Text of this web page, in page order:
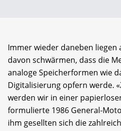
Immer wieder daneben liegen
davon schwärmen, dass die
analoge Speicherformen wie
Digitalisierung opfern werde.
werden wir in einer
formulierte 1986 General-
ihm gesellten sich die